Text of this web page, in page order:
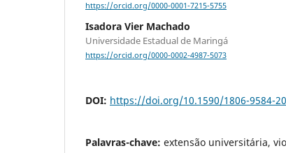
https://orcid.org/0000-0001-7215-5755
Isadora Vier Machado
Universidade Estadual de Maringá
https://orcid.org/0000-0002-4987-5073
DOI: https://doi.org/10.1590/1806-9584-
Palavras-chave: extensão universitária,